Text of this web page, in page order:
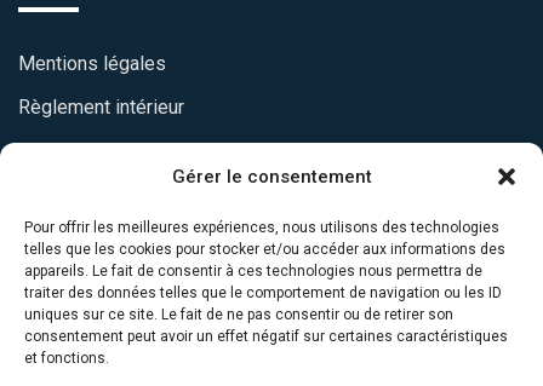
Gérer le consentement
Pour offrir les meilleures expériences, nous utilisons des technologies
telles que les cookies pour stocker et/ou accéder aux informations des
appareils. Le fait de consentir à ces technologies nous permettra de
traiter des données telles que le comportement de navigation ou les ID
uniques sur ce site. Le fait de ne pas consentir ou de retirer son
consentement peut avoir un effet négatif sur certaines caractéristiques
et fonctions.
Mentions légales
Règlement intérieur
Statuts
CONTACTEZ-NOUS
95 bis rue de Paris, 91570 Bièvres